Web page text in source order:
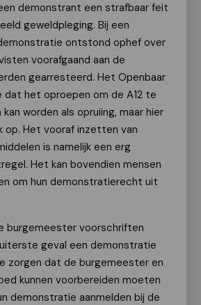
demonstrant een strafbaar feit
geweldpleging. Bij een
ontstond ophef over
voorafgaand aan de
gearresteerd. Het Openbaar
het oproepen om de A12 te
worden als opruiing, maar hier
op. Het vooraf inzetten van
is namelijk een erg
Het kan bovendien mensen
om hun demonstratierecht uit
burgemeester voorschriften
geval een demonstratie
zorgen dat de burgemeester en
kunnen voorbereiden moeten
demonstratie aanmelden bij de